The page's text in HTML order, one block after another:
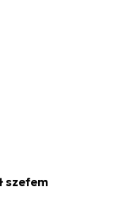
szefem